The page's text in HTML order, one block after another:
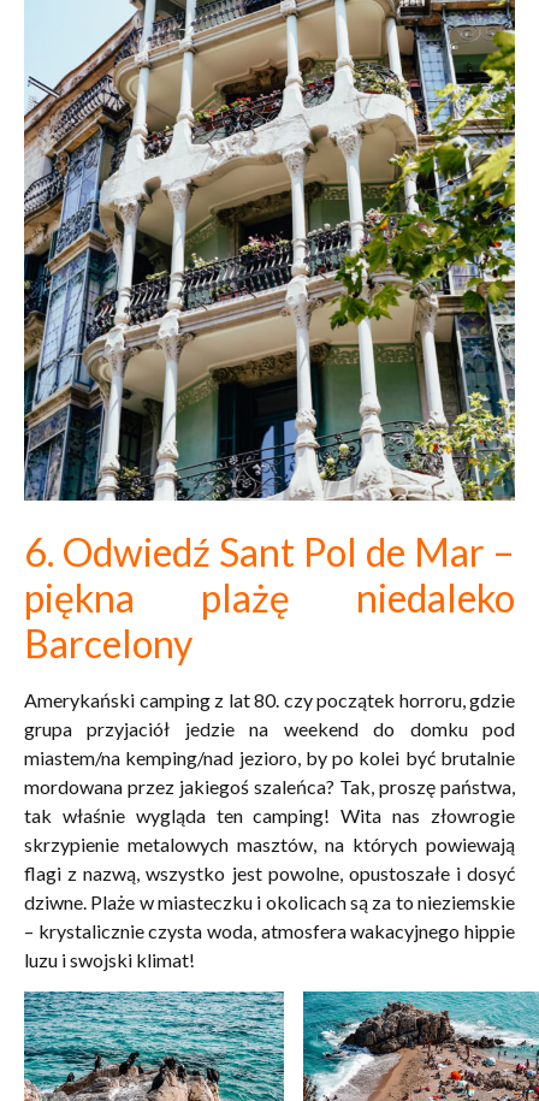
6. Odwiedź Sant Pol de Mar –
piękna plażę niedaleko
Barcelony
Amerykański camping z lat 80. czy początek horroru, gdzie
grupa przyjaciół jedzie na weekend do domku pod
miastem/na kemping/nad jezioro, by po kolei być brutalnie
mordowana przez jakiegoś szaleńca? Tak, proszę państwa,
tak właśnie wygląda ten camping! Wita nas złowrogie
skrzypienie metalowych masztów, na których powiewają
flagi z nazwą, wszystko jest powolne, opustoszałe i dosyć
dziwne. Plaże w miasteczku i okolicach są za to nieziemskie
– krystalicznie czysta woda, atmosfera wakacyjnego hippie
luzu i swojski klimat!